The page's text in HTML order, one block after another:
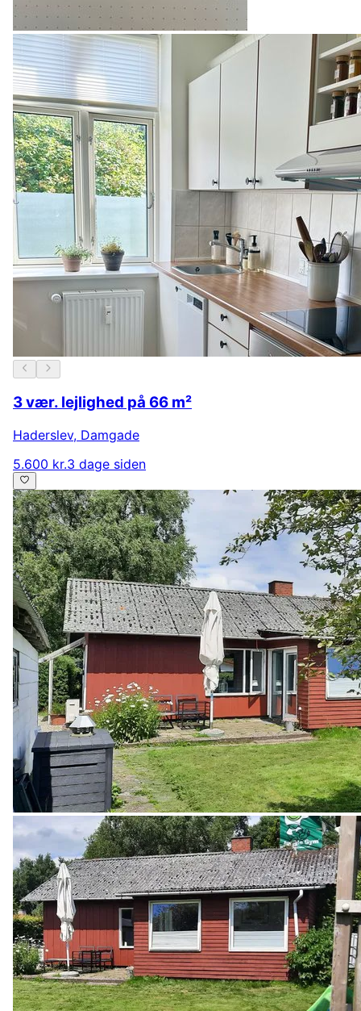
3 vær. lejlighed på 66 m²
Haderslev, Damgade
5.600 kr.3 dage siden